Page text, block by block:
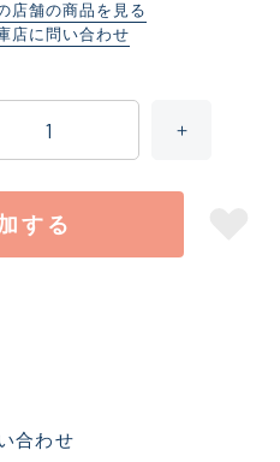
店舗の商品を見る
店に問い合わせ
する
合わせ